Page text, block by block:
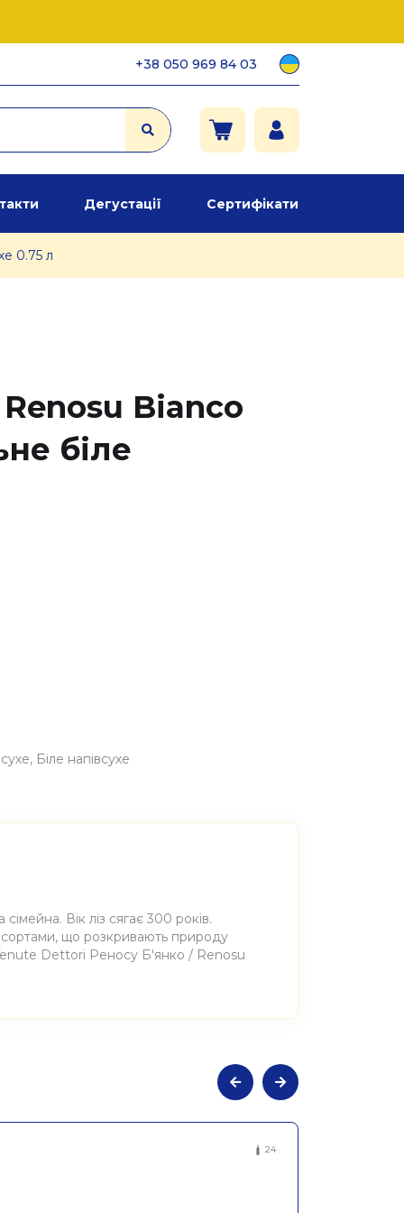
+38 050 969 84 03
Дегустації Сертифікати
0.75 л
Bianco
біле
Біле напівсухе
Вік ліз сягає 300 років.
що розкривають природу
Dettori Реносу Б'янко / Renosu
24